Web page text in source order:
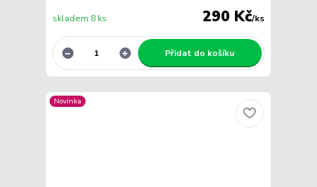
290 Kč/ks
skladem 8 ks
Přidat do košíku
Novinka